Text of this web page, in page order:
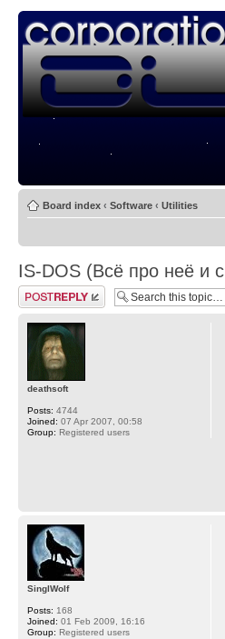
Board index ‹ Software ‹ Utilities
IS-DOS (Всё про неё и
Post a reply
deathsoft
Posts: 4744
Joined: 07 Apr 2007, 00:58
Group: Registered users
SinglWolf
Posts: 168
Joined: 01 Feb 2009, 16:16
Group: Registered users